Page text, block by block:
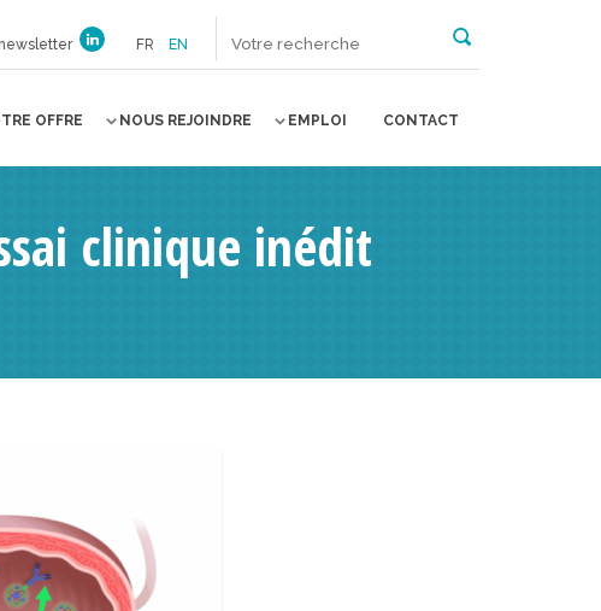
FR EN
OFFRE NOUS REJOINDRE EMPLOI CONTACT
clinique inédit